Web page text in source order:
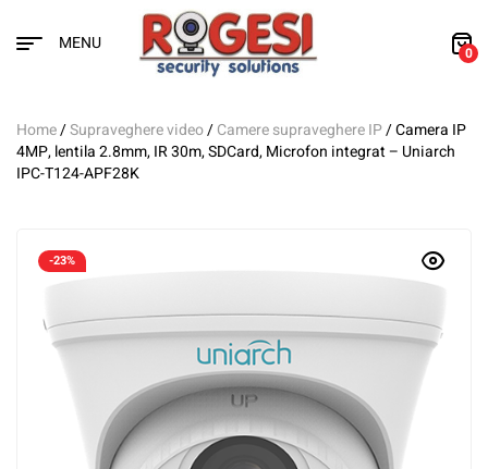
MENU 0
Home/Supraveghere video/Camere supraveghere IP/ Camera IP
4MP, lentila 2.8mm, IR 30m, SDCard, Microfon integrat – Uniarch
IPC-T124-APF28K
-23%